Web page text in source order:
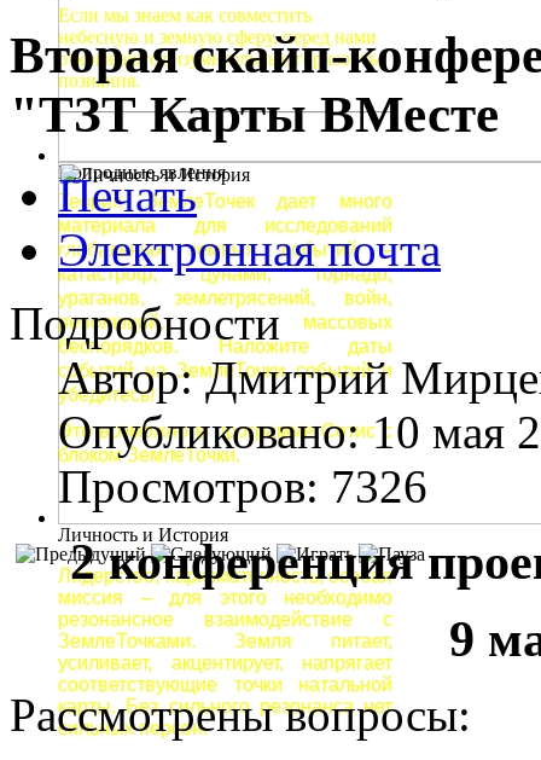
Если мы знаем как совместить
небесную и земную сферу, перед нами
открываются изумительные горизонты
познания.
Природные явления
Теория ЗемлеТочек дает много
материала для исследований
глобальных земных событий –
катастроф, цунами, торнадо,
ураганов, землетрясений, войн,
революций, массовых
беспорядков. Наложите даты
событий на ЗемлеТочки событий и
убедитесь!
Это возможно в программе Сотис с
блоком ЗемлеТочки.
Личность и История
Лидерство, харизматичность, особая
миссия – для этого необходимо
резонансное взаимодействие с
ЗемлеТочками. Земля питает,
усиливает, акцентирует, напрягает
соответствующие точки натальной
карты. Без сильного резонанса нет
сильных персон.
Вторая скайп-
"ТЗТ Карты ВМесте
Печать
Электронная почта
Подробности
Автор:Дмитрий
Опубликовано: 10 мая
Просмотров: 7326
2 конференция
9
Рассмотрены вопросы: